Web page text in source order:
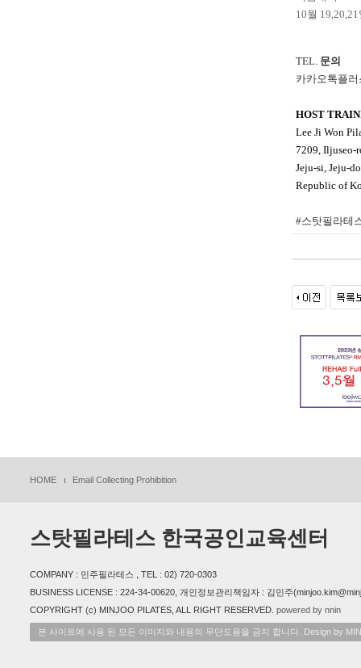
10월
TEL. 문의
카카오톡플
HOST
Lee Ji Won
7209, Iljuseo-
Jeju-si, Jeju-
Republic of
#스탓필라테
HOME Email Collecting Prohibition
스탓필라테스 한국공인교육센터
COMPANY : 민주필라테스 , TEL : 02) 720-0303
BUSINESS LICENSE : 224-34-00620, 개인정보관리책임자 : 김민주
COPYRIGHT (c) MINJOO PILATES, ALL RIGHT RESERVED. powered by nnin
본 사이트에 사용 된 모든 이미지와 내용의 무단도용을 금지 합니다. Design by